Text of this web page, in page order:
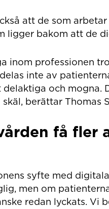
att de som
ligger bakom att de
inom professionen
inte av
och mogna.
skäl, berättar Thomas
få fler
syfte med
men om
redan lyckats. Vi